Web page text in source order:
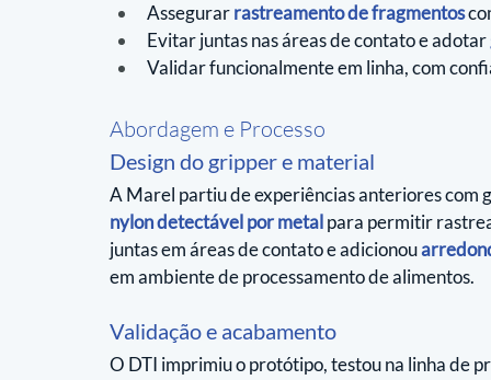
Assegurarrastreamento de fragmentos
Evitar juntas nas áreas de contato e adotar
Validar funcionalmente em linha, com
Abordagem e Processo
Design do gripper e material
A Marel partiu de experiências anteriores com
nylon detectável por metal para permitir
juntas em áreas de contato e adicionou
em ambiente de processamento de alimentos.
Validação e acabamento
O DTI imprimiu o protótipo, testou na linha de